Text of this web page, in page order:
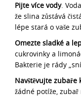
Pijte více vody.
že slina zůstává
lépe stará o vaše
Omezte sladké a
cukrovinky a
Bakterie je rády
Navštěvujte zubaře
žádné potíže,